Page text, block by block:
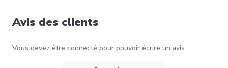
Avis des clients
Vous devez être connecté pour pouvoir écrire un avis